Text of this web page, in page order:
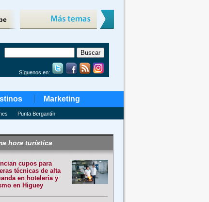
Síguenos en:
Marketing
Punta Bergantín
hora turística
cupos para
técnicas de alta
en hotelería y
en Higuey